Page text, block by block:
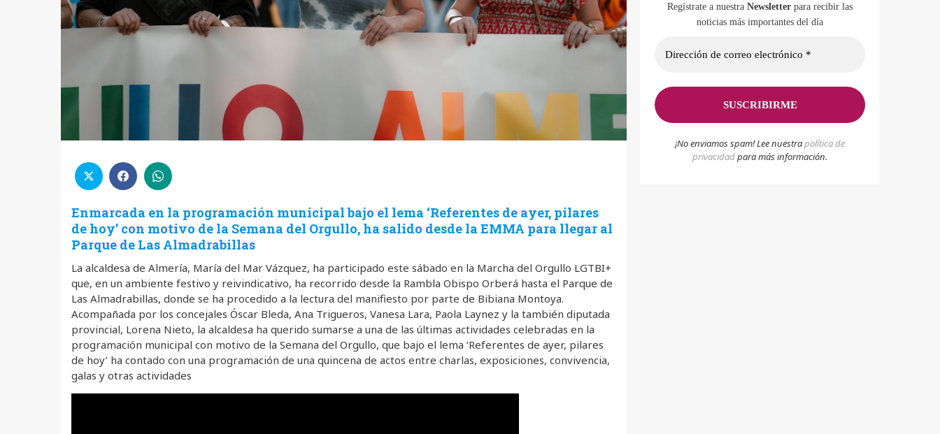
Enmarcada en la programación municipal bajo el lema ‘Referentes de ayer, pilares
de hoy’ con motivo de la Semana del Orgullo, ha salido desde la EMMA para llegar al
Parque de Las Almadrabillas
La alcaldesa de Almería, María del Mar Vázquez, ha participado este sábado en la Marcha del Orgullo LGTBI+
que, en un ambiente festivo y reivindicativo, ha recorrido desde la Rambla Obispo Orberá hasta el Parque de
Las Almadrabillas, donde se ha procedido a la lectura del manifiesto por parte de Bibiana Montoya.
Acompañada por los concejales Óscar Bleda, Ana Trigueros, Vanesa Lara, Paola Laynez y la también diputada
provincial, Lorena Nieto, la alcaldesa ha querido sumarse a una de las últimas actividades celebradas en la
programación municipal con motivo de la Semana del Orgullo, que bajo el lema ‘Referentes de ayer, pilares
de hoy’ ha contado con una programación de una quincena de actos entre charlas, exposiciones, convivencia,
galas y otras actividades
Regístrate a nuestra Newsletter para recibir las
noticias más importantes del día
¡No enviamos spam! Lee nuestrapolítica de
privacidadpara más información.